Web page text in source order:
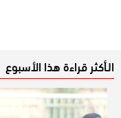
الـأكثر قراءة هذا الأسبوع